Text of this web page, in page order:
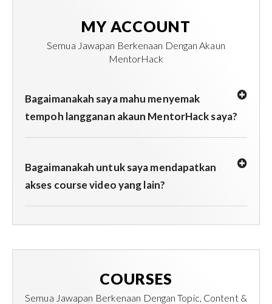
MY ACCOUNT
Semua Jawapan Berkenaan Dengan Akaun
MentorHack
Bagaimanakah saya mahu menyemak
tempoh langganan akaun MentorHack saya?
Bagaimanakah untuk saya mendapatkan
akses course video yang lain?
COURSES
Semua Jawapan Berkenaan Dengan Topic, Content &